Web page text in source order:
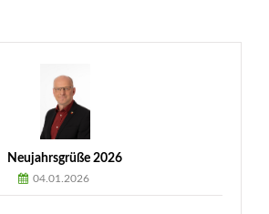
Neujahrsgrüße 2026
04.01.2026